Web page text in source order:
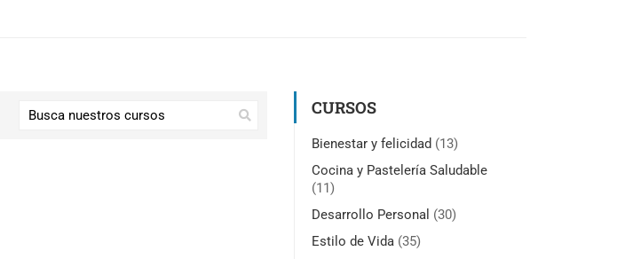
CURSOS
Bienestar y felicidad (13)
Cocina y Pastelería Saludable
(11)
Desarrollo Personal (30)
Estilo de Vida (35)